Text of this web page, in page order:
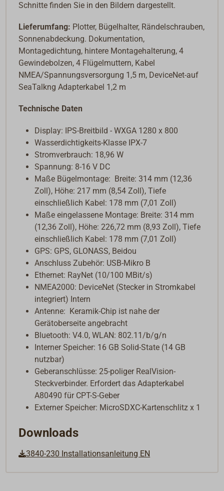
Schnitte finden Sie in den Bildern dargestellt.
Lieferumfang: Plotter, Bügelhalter, Rändelschrauben,
Sonnenabdeckung. Dokumentation,
Montagedichtung, hintere Montagehalterung, 4
Gewindebolzen, 4 Flügelmuttern, Kabel
NMEA/Spannungsversorgung 1,5 m, DeviceNet-auf
SeaTalkng Adapterkabel 1,2 m
Technische Daten
Display: IPS-Breitbild - WXGA 1280 x 800
Wasserdichtigkeits-Klasse IPX-7
Stromverbrauch: 18,96 W
Spannung: 8-16 V DC
Maße Bügelmontage: Breite: 314 mm (12,36
Zoll), Höhe: 217 mm (8,54 Zoll), Tiefe
einschließlich Kabel: 178 mm (7,01 Zoll)
Maße eingelassene Montage: Breite: 314 mm
(12,36 Zoll), Höhe: 226,72 mm (8,93 Zoll), Tiefe
einschließlich Kabel: 178 mm (7,01 Zoll)
GPS: GPS, GLONASS, Beidou
Anschluss Zubehör: USB-Mikro B
Ethernet: RayNet (10/100 MBit/s)
NMEA2000: DeviceNet (Stecker in Stromkabel
integriert) Intern
Antenne: Keramik-Chip ist nahe der
Gerätoberseite angebracht
Bluetooth: V4.0, WLAN: 802.11/b/g/n
Interner Speicher: 16 GB Solid-State (14 GB
nutzbar)
Geberanschlüsse: 25-poliger RealVision-
Steckverbinder. Erfordert das Adapterkabel
A80490 für CPT-S-Geber
Externer Speicher: MicroSDXC-Kartenschlitz x 1
Downloads
3840-230 Installationsanleitung EN